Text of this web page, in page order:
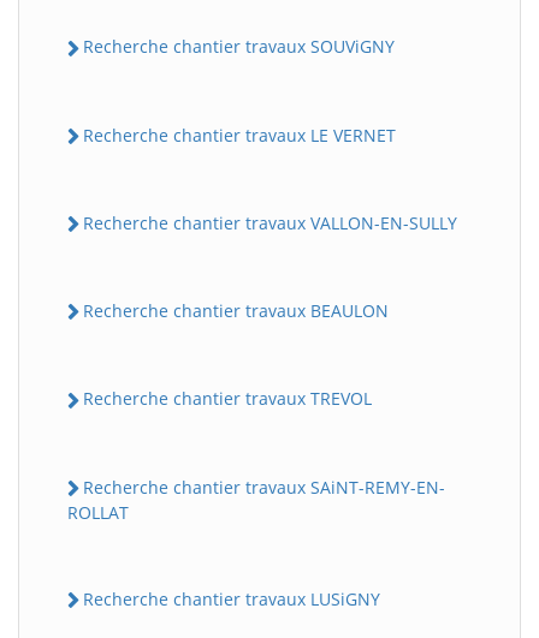
Recherche chantier travaux SOUViGNY
Recherche chantier travaux LE VERNET
Recherche chantier travaux VALLON-EN-SULLY
Recherche chantier travaux BEAULON
Recherche chantier travaux TREVOL
Recherche chantier travaux SAiNT-REMY-EN-
ROLLAT
Recherche chantier travaux LUSiGNY